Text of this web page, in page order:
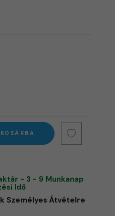
KOSÁRBA
- 3 - 9 Munkanap
Idő
Személyes Átvételre